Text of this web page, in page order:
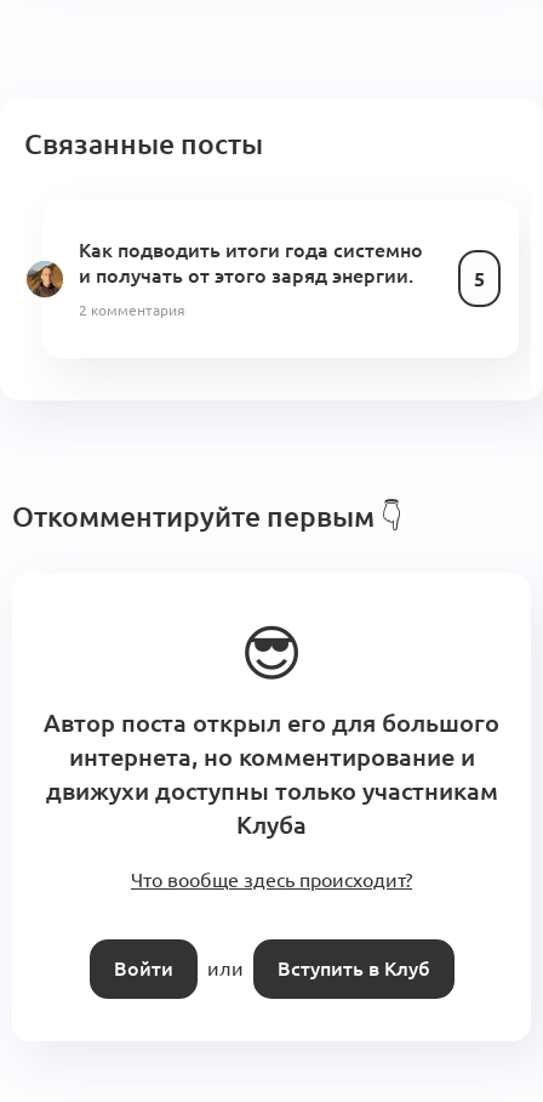
Связанные посты
Как подводить итоги года системно
и получать от этого заряд энергии.
5
2 комментария
Откомментируйте первым 👇
😎
Автор поста открыл его для большого
интернета, но комментирование и
движухи доступны только участникам
Клуба
Что вообще здесь происходит?
Войти или Вступить в Клуб